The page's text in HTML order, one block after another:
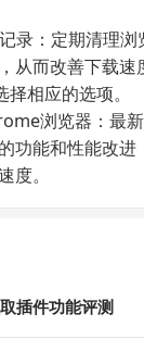
录：定期清理浏
从而改善下载速
相应的选项。
浏览器：最
功能和性能改进
度。
插件功能评测